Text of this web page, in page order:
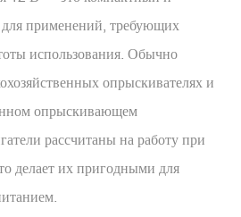
применений, требующих
использования. Обычно
опрыскивателях и
опрыскивающем
рассчитаны на работу при
делает их пригодными для